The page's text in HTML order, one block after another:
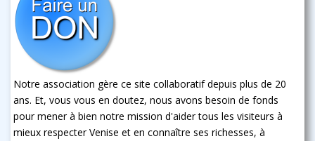
Notre association gère ce site collaboratif depuis plus de 20
ans. Et, vous vous en doutez, nous avons besoin de fonds
pour mener à bien notre mission d'aider tous les visiteurs à
mieux respecter Venise et en connaître ses richesses, à